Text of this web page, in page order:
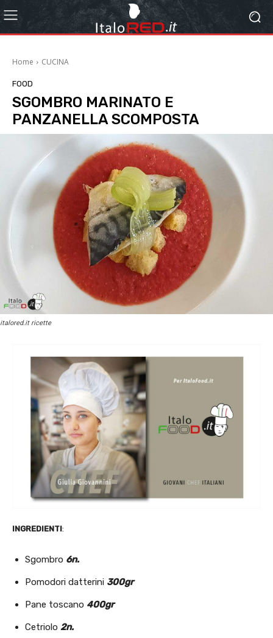
Home CUCINA
FOOD
SGOMBRO MARINATO E
PANZANELLA SCOMPOSTA
italored.it ricette
INGREDIENTI:
Sgombro 6n.
Pomodori datterini 300gr
Pane toscano 400gr
Cetriolo 2n.